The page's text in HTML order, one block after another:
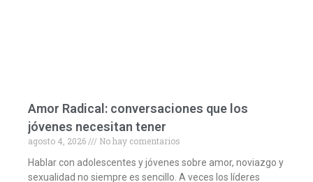
Amor Radical: conversaciones que los
jóvenes necesitan tener
agosto 4, 2026
No hay comentarios
Hablar con adolescentes y jóvenes sobre amor, noviazgo y
sexualidad no siempre es sencillo. A veces los líderes